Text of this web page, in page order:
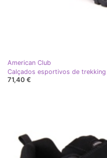
American Club
71,40 €